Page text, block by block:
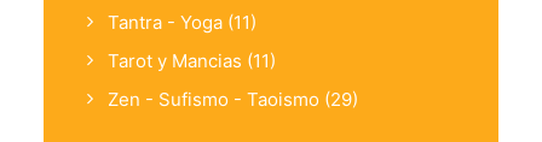
Tantra - Yoga (11)
Tarot y Mancias (11)
Zen - Sufismo - Taoismo (29)